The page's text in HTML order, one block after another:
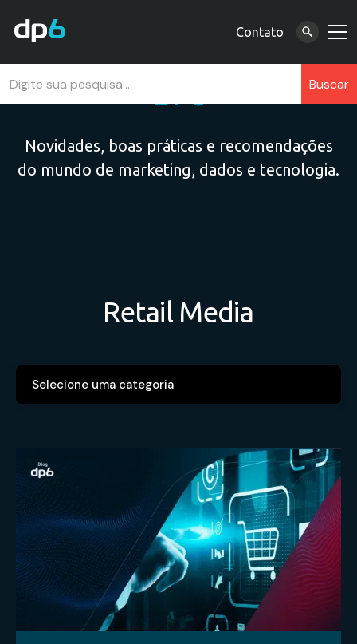
Contato
Blog
DP6
Novidades, boas práticas e recomendações
do mundo de marketing, dados e tecnologia.
Retail Media
Selecione uma categoria
financeiro
Supermetrics
DP6 AI Agents
Agentes de IA